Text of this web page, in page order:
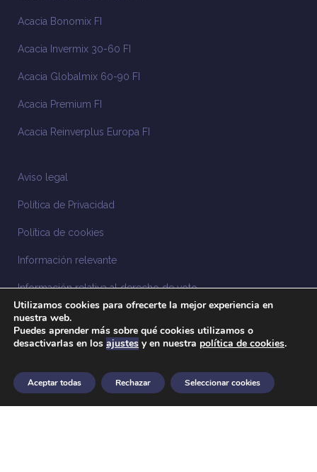
Acacia Bonomix FI
Acacia Invermix 30-60 FI
Acacia Globalmix 60-90 FI
Acacia Premium FI
Acacia Reinverplus Europa FI
Aviso legal
Política de Privacidad
Política de cookies
Información relevante
Información relativa al derecho de voto
Información relacionada con la sostenibilidad
Sistema Interno de Información
Anuncios legales
Utilizamos cookies para ofrecerte la mejor experiencia en
nuestra web.
Puedes aprender más sobre qué cookies utilizamos o
desactivarlas en los ajustes y en nuestra política de cookies.
Aceptar todas Rechazar Seleccionar cookies